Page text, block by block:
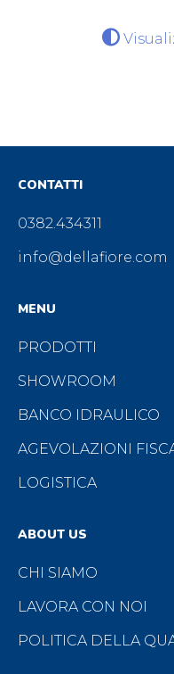
CONTATTI
0382.434311
info@dellafiore.com
MENU
PRODOTTI
SHOWROOM
BANCO IDRAULICO
AGEVOLAZIONI
LOGISTICA
ABOUT US
CHI SIAMO
LAVORA CON NOI
POLITICA DELLA